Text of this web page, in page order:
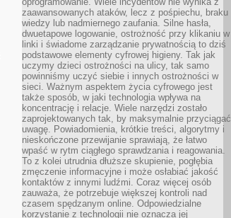
zaawansowanych ataków, lecz z pośpiechu, braku
wiedzy lub nadmiernego zaufania. Silne hasła,
dwuetapowe logowanie, ostrożność przy klikaniu w
linki i świadome zarządzanie prywatnością to dziś
podstawowe elementy cyfrowej higieny. Tak jak
uczymy dzieci ostrożności na ulicy, tak samo
powinniśmy uczyć siebie i innych ostrożności w
sieci. Ważnym aspektem życia cyfrowego jest
także sposób, w jaki technologia wpływa na
koncentrację i relacje. Wiele narzędzi zostało
zaprojektowanych tak, by maksymalnie przyciągać
uwagę. Powiadomienia, krótkie treści, algorytmy i
nieskończone przewijanie sprawiają, że łatwo
wpaść w rytm ciągłego sprawdzania i reagowania.
To z kolei utrudnia dłuższe skupienie, pogłębia
zmęczenie informacyjne i może osłabiać jakość
kontaktów z innymi ludźmi. Coraz więcej osób
zauważa, że potrzebuje większej kontroli nad
czasem spędzanym online. Odpowiedzialne
korzystanie z technologii nie oznacza jej